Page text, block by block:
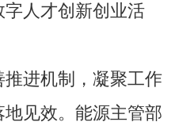
人才创新创业活
进机制，凝聚工作
见效。能源主管部